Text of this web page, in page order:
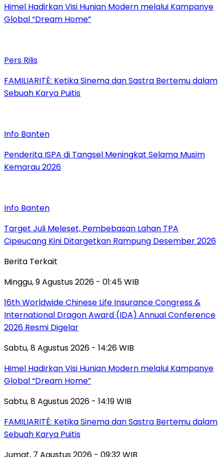
Himel Hadirkan Visi Hunian Modern melalui Kampanye
Global “Dream Home”
Pers Rilis
FAMILIARITÉ: Ketika Sinema dan Sastra Bertemu dalam
Sebuah Karya Puitis
Info Banten
Penderita ISPA di Tangsel Meningkat Selama Musim
Kemarau 2026
Info Banten
Target Juli Meleset, Pembebasan Lahan TPA
Cipeucang Kini Ditargetkan Rampung Desember 2026
Berita Terkait
Minggu, 9 Agustus 2026 - 01:45 WIB
16th Worldwide Chinese Life Insurance Congress &
International Dragon Award (IDA) Annual Conference
2026 Resmi Digelar
Sabtu, 8 Agustus 2026 - 14:26 WIB
Himel Hadirkan Visi Hunian Modern melalui Kampanye
Global “Dream Home”
Sabtu, 8 Agustus 2026 - 14:19 WIB
FAMILIARITÉ: Ketika Sinema dan Sastra Bertemu dalam
Sebuah Karya Puitis
Jumat, 7 Agustus 2026 - 09:32 WIB